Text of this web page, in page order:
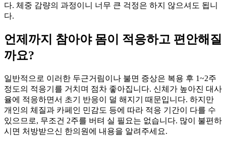
다. 체중 감량의 과정이니 너무 큰 걱정은 하지 않으셔도 됩니
다.
언제까지 참아야 몸이 적응하고 편안해질
까요?
일반적으로 이러한 두근거림이나 불면 증상은 복용 후 1~2주
정도의 적응기를 거치며 점차 좋아집니다. 신체가 높아진 대사
율에 적응하면서 초기 반응이 덜 해지기 때문입니다. 하지만
개인의 체질과 카페인 민감도 등에 따라 적응 기간이 다를 수
있으므로, 무조건 2주를 버텨 실 필요는 없습니다. 많이 불편하
시면 처방받으신 한의원에 내용을 알려주세요.